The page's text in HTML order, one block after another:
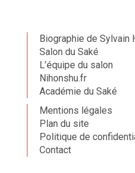
Biographie de Sylvain
Salon du Saké
L’équipe du salon
Nihonshu.fr
Académie du Saké
Mentions légales
Plan du site
Politique de
Contact